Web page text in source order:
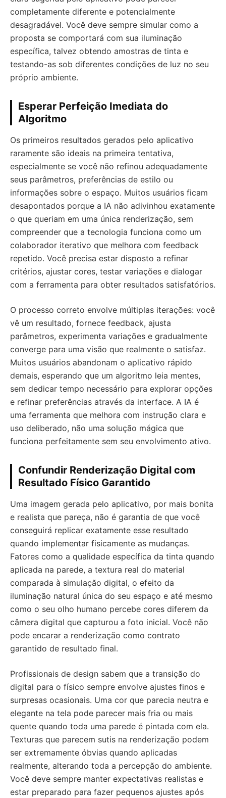
completamente diferente e potencialmente
desagradável. Você deve sempre simular como a
proposta se comportará com sua iluminação
específica, talvez obtendo amostras de tinta e
testando-as sob diferentes condições de luz no seu
próprio ambiente.
Esperar Perfeição Imediata do
Algoritmo
Os primeiros resultados gerados pelo aplicativo
raramente são ideais na primeira tentativa,
especialmente se você não refinou adequadamente
seus parâmetros, preferências de estilo ou
informações sobre o espaço. Muitos usuários ficam
desapontados porque a IA não adivinhou exatamente
o que queriam em uma única renderização, sem
compreender que a tecnologia funciona como um
colaborador iterativo que melhora com feedback
repetido. Você precisa estar disposto a refinar
critérios, ajustar cores, testar variações e dialogar
com a ferramenta para obter resultados satisfatórios.
O processo correto envolve múltiplas iterações: você
vê um resultado, fornece feedback, ajusta
parâmetros, experimenta variações e gradualmente
converge para uma visão que realmente o satisfaz.
Muitos usuários abandonam o aplicativo rápido
demais, esperando que um algoritmo leia mentes,
sem dedicar tempo necessário para explorar opções
e refinar preferências através da interface. A IA é
uma ferramenta que melhora com instrução clara e
uso deliberado, não uma solução mágica que
funciona perfeitamente sem seu envolvimento ativo.
Confundir Renderização Digital com
Resultado Físico Garantido
Uma imagem gerada pelo aplicativo, por mais bonita
e realista que pareça, não é garantia de que você
conseguirá replicar exatamente esse resultado
quando implementar fisicamente as mudanças.
Fatores como a qualidade específica da tinta quando
aplicada na parede, a textura real do material
comparada à simulação digital, o efeito da
iluminação natural única do seu espaço e até mesmo
como o seu olho humano percebe cores diferem da
câmera digital que capturou a foto inicial. Você não
pode encarar a renderização como contrato
garantido de resultado final.
Profissionais de design sabem que a transição do
digital para o físico sempre envolve ajustes finos e
surpresas ocasionais. Uma cor que parecia neutra e
elegante na tela pode parecer mais fria ou mais
quente quando toda uma parede é pintada com ela.
Texturas que parecem sutis na renderização podem
ser extremamente óbvias quando aplicadas
realmente, alterando toda a percepção do ambiente.
Você deve sempre manter expectativas realistas e
estar preparado para fazer pequenos ajustes após